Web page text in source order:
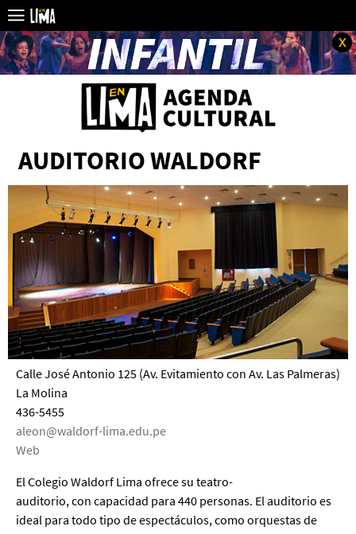
x
AUDITORIO WALDORF
Calle José Antonio 125 (Av. Evitamiento con Av. Las Palmeras)
La Molina
436-5455
aleon@waldorf-lima.edu.pe
Web
El Colegio Waldorf Lima ofrece su teatro-
auditorio, con capacidad para 440 personas. El auditorio es
ideal para todo tipo de espectáculos, como orquestas de